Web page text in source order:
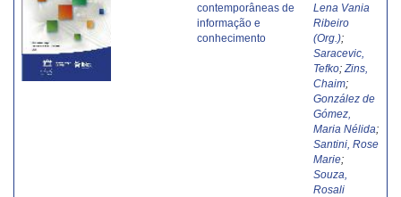
contemporâneas de
informação e
conhecimento
Lena Vania
Ribeiro
(Org.);
Saracevic,
Tefko; Zins,
Chaim;
González de
Gómez,
Maria Nélida;
Santini, Rose
Marie;
Souza,
Rosali